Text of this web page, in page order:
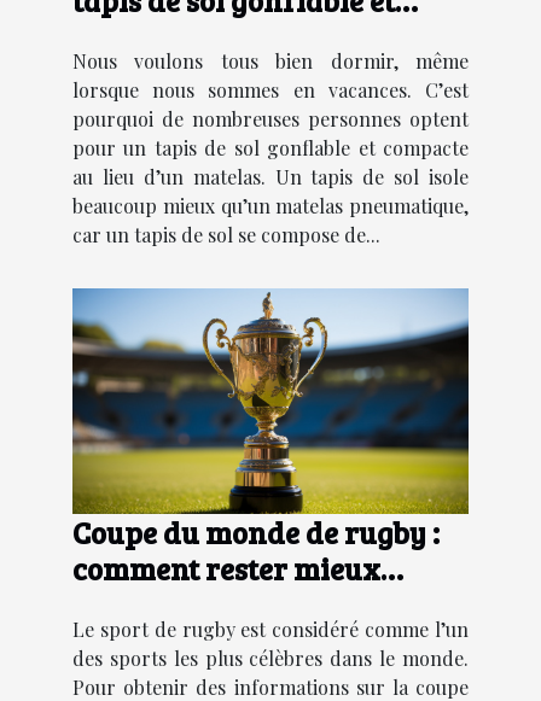
Nous voulons tous bien dormir, même
lorsque nous sommes en vacances. C’est
pourquoi de nombreuses personnes optent
pour un tapis de sol gonflable et compacte
au lieu d’un matelas. Un tapis de sol isole
beaucoup mieux qu’un matelas pneumatique,
car un tapis de sol se compose de...
Coupe du monde de rugby :
comment rester mieux
Le sport de rugby est considéré comme l’un
des sports les plus célèbres dans le monde.
Pour obtenir des informations sur la coupe